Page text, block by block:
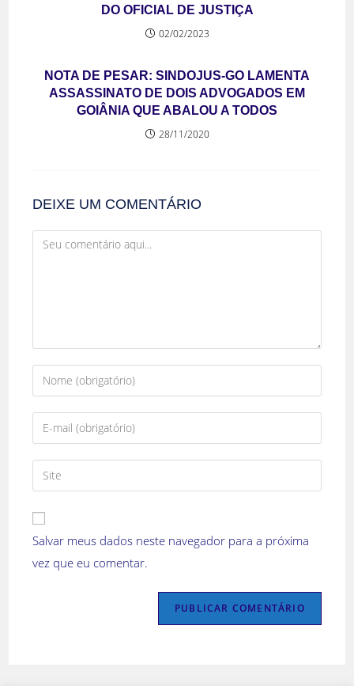
DO OFICIAL DE JUSTIÇA
02/02/2023
NOTA DE PESAR: SINDOJUS-GO LAMENTA
ASSASSINATO DE DOIS ADVOGADOS EM
GOIÂNIA QUE ABALOU A TODOS
28/11/2020
DEIXE UM COMENTÁRIO
Salvar meus dados neste navegador para a próxima
vez que eu comentar.